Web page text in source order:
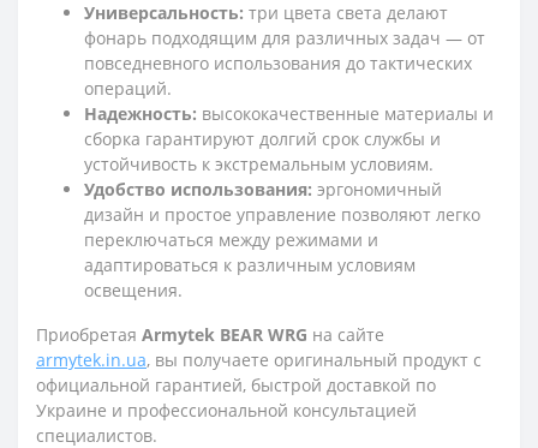
Универсальность: три цвета света делают
фонарь подходящим для различных задач — от
повседневного использования до тактических
операций.
Надежность: высококачественные материалы и
сборка гарантируют долгий срок службы и
устойчивость к экстремальным условиям.
Удобство использования: эргономичный
дизайн и простое управление позволяют легко
переключаться между режимами и
адаптироваться к различным условиям
освещения.
Приобретая Armytek BEAR WRG на сайте
armytek.in.ua, вы получаете оригинальный продукт с
официальной гарантией, быстрой доставкой по
Украине и профессиональной консультацией
специалистов.